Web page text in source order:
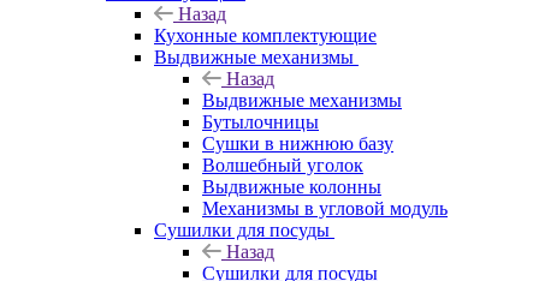
Назад
Кухонные комплектующие
Выдвижные механизмы
Назад
Выдвижные механизмы
Бутылочницы
Сушки в нижнюю базу
Волшебный уголок
Выдвижные колонны
Механизмы в угловой модуль
Сушилки для посуды
Назад
Сушилки для посуды